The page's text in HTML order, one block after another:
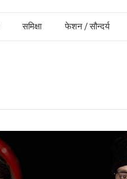
समिक्षा फेशन / सौन्दर्य